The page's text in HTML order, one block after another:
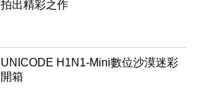
拍出精彩之作
UNICODE H1N1-Mini數位沙漠迷彩
開箱